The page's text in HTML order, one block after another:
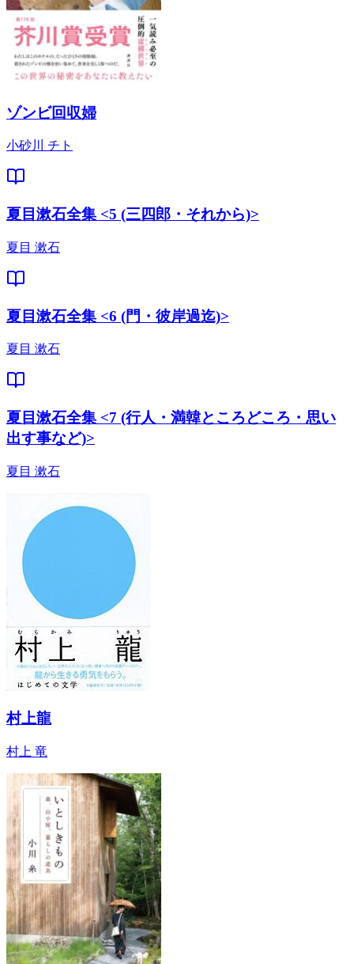
ゾンビ回収婦
小砂川 チト
夏目漱石全集 <5 (三四郎・それから)>
夏目 漱石
夏目漱石全集 <6 (門・彼岸過迄)>
夏目 漱石
夏目漱石全集 <7 (行人・満韓ところどころ・思い
出す事など)>
夏目 漱石
村上龍
村上 竜